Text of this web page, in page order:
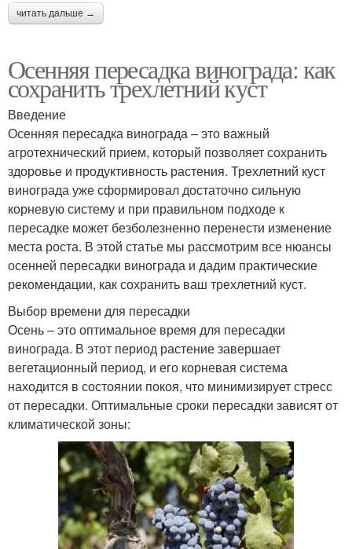
читать дальше →
Осенняя пересадка винограда: как
сохранить трехлетний куст
Введение
Осенняя пересадка винограда – это важный
агротехнический прием, который позволяет сохранить
здоровье и продуктивность растения. Трехлетний куст
винограда уже сформировал достаточно сильную
корневую систему и при правильном подходе к
пересадке может безболезненно перенести изменение
места роста. В этой статье мы рассмотрим все нюансы
осенней пересадки винограда и дадим практические
рекомендации, как сохранить ваш трехлетний куст.
Выбор времени для пересадки
Осень – это оптимальное время для пересадки
винограда. В этот период растение завершает
вегетационный период, и его корневая система
находится в состоянии покоя, что минимизирует стресс
от пересадки. Оптимальные сроки пересадки зависят от
климатической зоны: